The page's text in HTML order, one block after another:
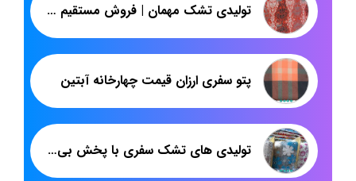
تولیدی تشک مهمان | فروش مستقیم تشک ارزان | پاندا
پتو سفری ارزان قیمت چهارخانه آبتین
تولیدی های تشک سفری با پخش بی واسطه در تهران